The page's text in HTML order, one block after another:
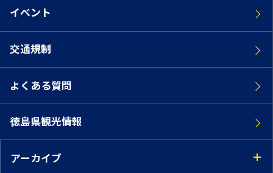
イベント
交通規制
よくある質問
徳島県観光情報
アーカイブ